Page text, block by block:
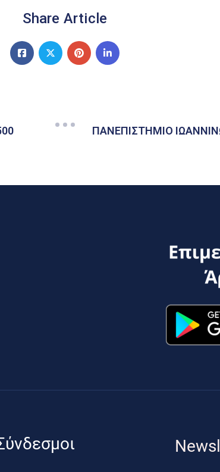
Share Article
ΠΑΝΕΠΙΣΤΗΜΙΟ